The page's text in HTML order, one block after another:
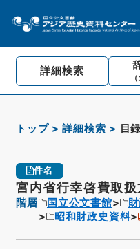
詳細検索
トップ 詳細検索 目
件名
宮内省行幸啓費取扱
階層 国立公文書館
昭和財政史資料